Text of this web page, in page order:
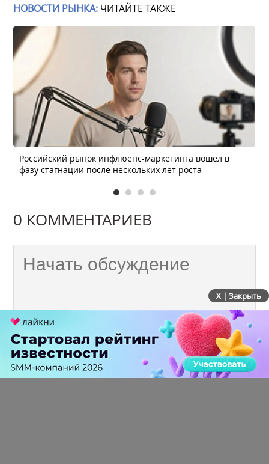
НОВОСТИ РЫНКА: ЧИТАЙТЕ ТАКЖЕ
Российский рынок инфлюенс-маркетинга вошел в
фазу стагнации после нескольких лет роста
0 КОММЕНТАРИЕВ
X | Закрыть